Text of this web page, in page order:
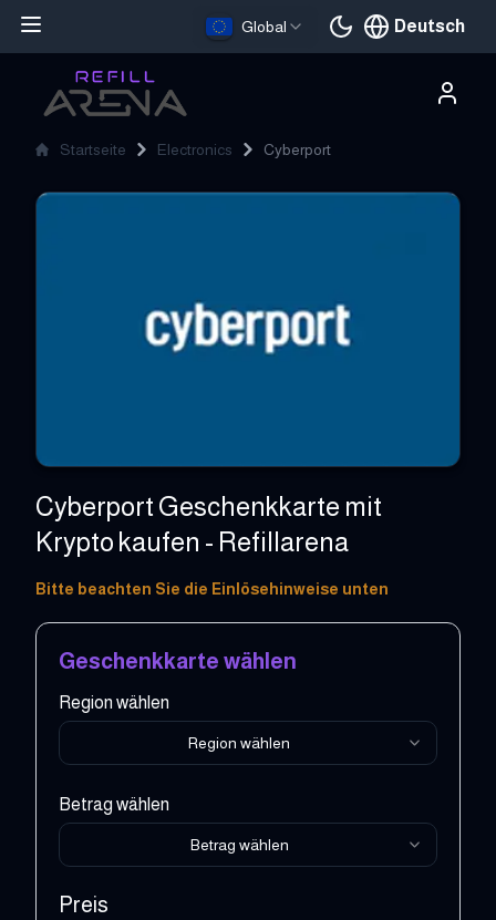
Global Deutsch
Aktuelle Sprache
Startseite Electronics Cyberport
Cyberport Geschenkkarte mit
Krypto kaufen - Refillarena
5 - 100 EUR
Bitte beachten Sie die Einlösehinweise unten
Geschenkkarte wählen
Region wählen
Region wählen
Betrag wählen
Betrag wählen
Preis